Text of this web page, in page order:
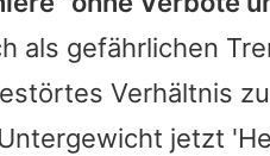
als gefährlichen
Verhältnis
jetzt